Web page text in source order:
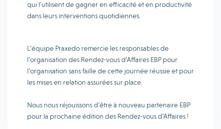
qui l’utilisent de gagner en efficacité et en productivité
dans leurs interventions quotidiennes.
L’équipe Praxedo remercie les responsables de
l’organisation des Rendez-vous d’Affaires EBP pour
l’organisation sans faille de cette journée réussie et pour
les mises en relation assurées sur place.
Nous nous réjouissons d’être à nouveau partenaire EBP
pour la prochaine édition des Rendez-vous d’Affaires !